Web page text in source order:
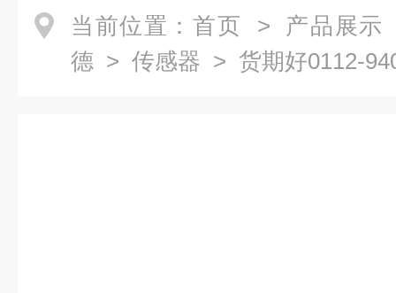
当前位置： 首页 > 产品展示
德 > 传感器 > 货期好0112-